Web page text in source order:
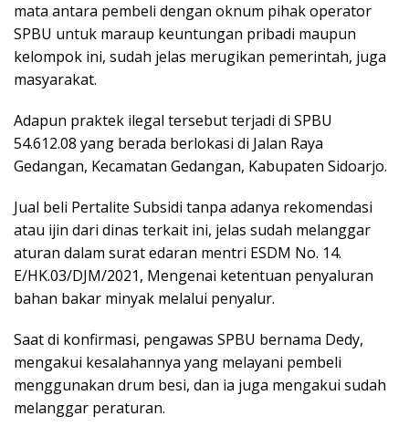
mata antara pembeli dengan oknum pihak operator
SPBU untuk maraup keuntungan pribadi maupun
kelompok ini, sudah jelas merugikan pemerintah, juga
masyarakat.
Adapun praktek ilegal tersebut terjadi di SPBU
54.612.08 yang berada berlokasi di Jalan Raya
Gedangan, Kecamatan Gedangan, Kabupaten Sidoarjo.
Jual beli Pertalite Subsidi tanpa adanya rekomendasi
atau ijin dari dinas terkait ini, jelas sudah melanggar
aturan dalam surat edaran mentri ESDM No. 14.
E/HK.03/DJM/2021, Mengenai ketentuan penyaluran
bahan bakar minyak melalui penyalur.
Saat di konfirmasi, pengawas SPBU bernama Dedy,
mengakui kesalahannya yang melayani pembeli
menggunakan drum besi, dan ia juga mengakui sudah
melanggar peraturan.